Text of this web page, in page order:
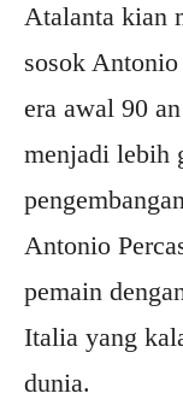
Atalanta kian
sosok
era awal 90
menjadi lebih
Antonio
pemain
Italia yang
dunia.